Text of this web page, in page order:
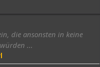
die ansonsten in keine
...